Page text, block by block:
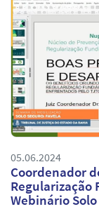
05.06.2024
Coordenador
Webinário